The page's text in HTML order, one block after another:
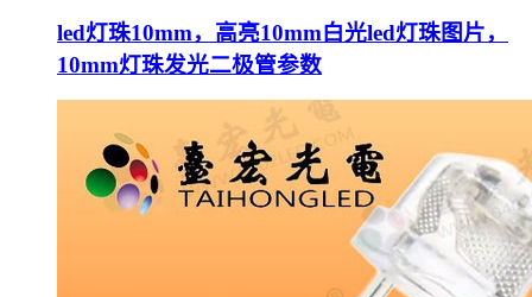
led灯珠10mm，高亮10mm白光led灯珠图片，
10mm灯珠发光二极管参数